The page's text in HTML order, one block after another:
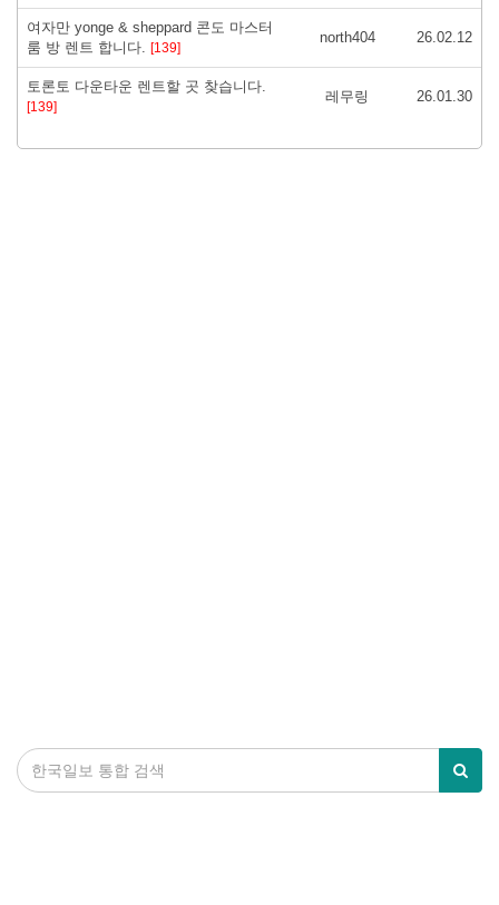
여자만 yonge & sheppard 콘도 마스터
룸 방 렌트 합니다. [139]
north404 26.02.12
토론토 다운타운 렌트할 곳 찾습니다.
[139]
레무링 26.01.30